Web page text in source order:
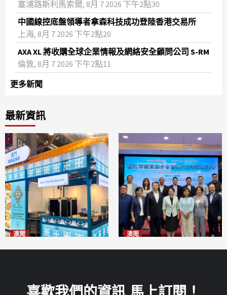
塞浦路斯利馬索爾, 8月 7 2026 下午2點30
中國線控底盤領導者拿森科技成功登陸香港交易所
上海, 8月 7 2026 下午2點20
AXA XL 將收購全球企業情報及網絡安全顧問公司 S-RM
倫敦, 8月 7 2026 下午2點11
更多新聞
最新資訊
澳聞 澳聞